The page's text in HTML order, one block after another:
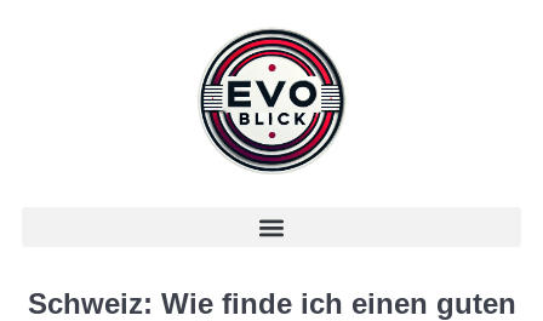
Schweiz: Wie finde ich einen guten